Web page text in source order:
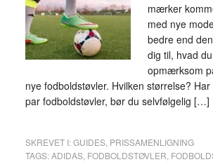
mærker
med nye
bedre end
dig til, hvad
opmærksom
nye fodboldstøvler. Hvilken størrelse?
par fodboldstøvler, bør du selvfølgelig […]
SKREVET I:GUIDES, PRISSAMENLIGNING
TAGS:ADIDAS, FODBOLDSTØVLER